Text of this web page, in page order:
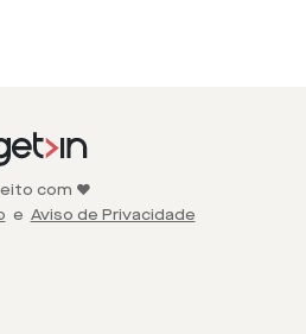
com ❤️
e Aviso de Privacidade